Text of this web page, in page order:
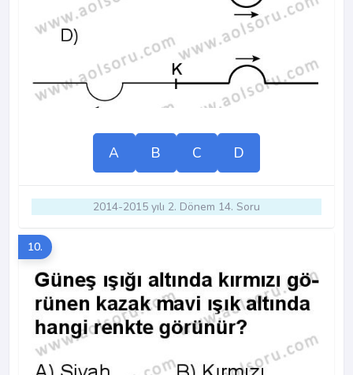
A B C D
2014-2015 yılı 2. Dönem 14. Soru
10.